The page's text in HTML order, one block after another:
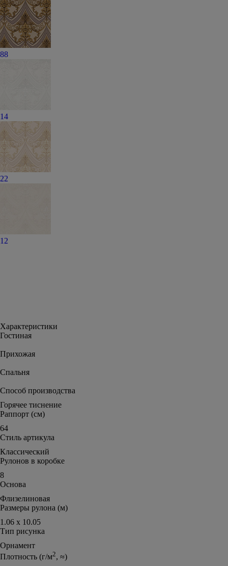
88
14
22
12
Характеристики
Гостиная
Прихожая
Спальня
Способ производства
Горячее тиснение
Раппорт (см)
64
Стиль артикула
Классический
Рулонов в коробке
8
Основа
Флизелиновая
Размеры рулона (м)
1.06 х 10.05
Тип рисунка
Орнамент
Плотность (г/м2, ≈)